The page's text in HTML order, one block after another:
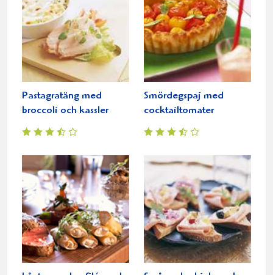
Pastagratäng med
broccoli och kassler
Smördegspaj med
cocktailtomater